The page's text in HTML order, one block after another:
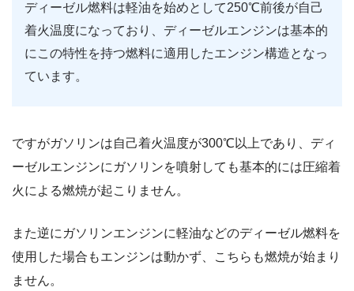
ディーゼル燃料は軽油を始めとして250℃前後が自己
着火温度になっており、ディーゼルエンジンは基本的
にこの特性を持つ燃料に適用したエンジン構造となっ
ています。
ですがガソリンは自己着火温度が300℃以上であり、ディ
ーゼルエンジンにガソリンを噴射しても基本的には圧縮着
火による燃焼が起こりません。
また逆にガソリンエンジンに軽油などのディーゼル燃料を
使用した場合もエンジンは動かず、こちらも燃焼が始まり
ません。